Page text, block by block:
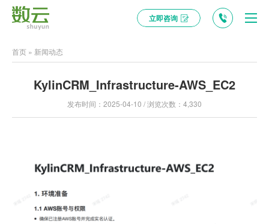
立即咨询
首页 » 新闻动态
KylinCRM_Infrastructure-AWS_EC2
发布时间：2025-04-10 / 浏览次数：4,330